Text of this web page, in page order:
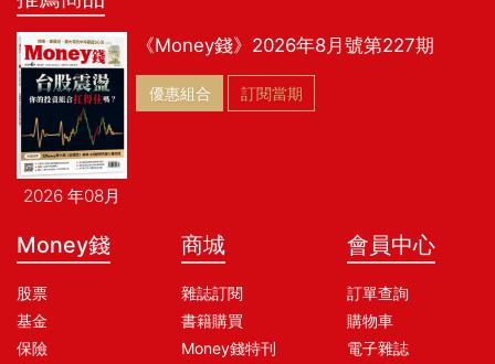
2026 年08月
《Money錢》2026年8月號第227期
優惠組合 訂閱當期
Money錢
股票
基金
保險
商城
雜誌訂閱
書籍購買
Money錢特刊
會員中心
訂單查詢
購物車
電子雜誌